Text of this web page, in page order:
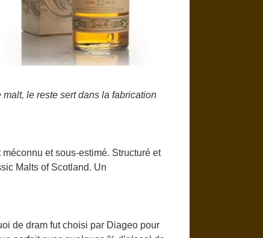
le reste sert dans la fabrication
et sous-estimé. Structuré et
Malts of Scotland. Un
de dram fut choisi par Diageo pour